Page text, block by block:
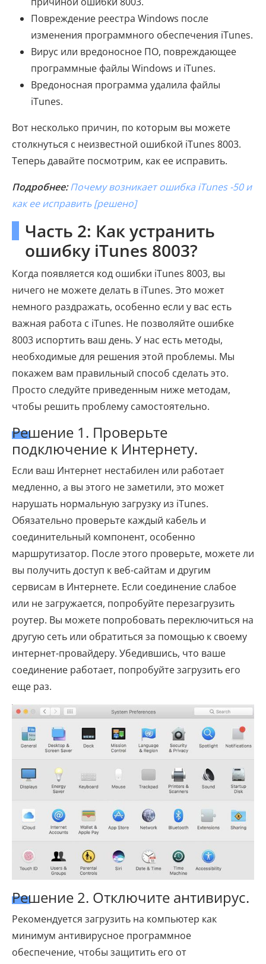
Повреждение реестра Windows после
изменения программного обеспечения iTunes.
Вирус или вредоносное ПО, повреждающее
программные файлы Windows и iTunes.
Вредоносная программа удалила файлы
iTunes.
Вот несколько причин, по которым вы можете
столкнуться с неизвестной ошибкой iTunes 8003.
Теперь давайте посмотрим, как ее исправить.
Подробнее: Почему возникает ошибка iTunes -50 и
как ее исправить [решено]
Часть 2: Как устранить
ошибку iTunes 8003?
Когда появляется код ошибки iTunes 8003, вы
ничего не можете делать в iTunes. Это может
немного раздражать, особенно если у вас есть
важная работа с iTunes. Не позволяйте ошибке
8003 испортить ваш день. У нас есть методы,
необходимые для решения этой проблемы. Мы
покажем вам правильный способ сделать это.
Просто следуйте приведенным ниже методам,
чтобы решить проблему самостоятельно.
Решение 1. Проверьте
подключение к Интернету.
Если ваш Интернет нестабилен или работает
медленно, а вы этого не заметили, это может
нарушать нормальную загрузку из iTunes.
Обязательно проверьте каждый кабель и
соединительный компонент, особенно
маршрутизатор. После этого проверьте, можете ли
вы получить доступ к веб-сайтам и другим
сервисам в Интернете. Если соединение слабое
или не загружается, попробуйте перезагрузить
роутер. Вы можете попробовать переключиться на
другую сеть или обратиться за помощью к своему
интернет-провайдеру. Убедившись, что ваше
соединение работает, попробуйте загрузить его
еще раз.
Решение 2. Отключите антивирус.
Рекомендуется загрузить на компьютер как
минимум антивирусное программное
обеспечение, чтобы защитить его от